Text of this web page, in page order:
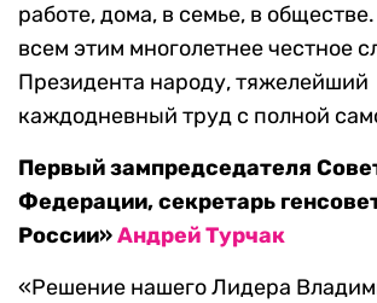
работе, дома, в семье, в
всем этим многолетнее честное
Президента народу, тяжелейший
каждодневный труд с полной
Первый зампредседателя
Федерации, секретарь
России»Андрей Турчак
«Решение нашего Лидера